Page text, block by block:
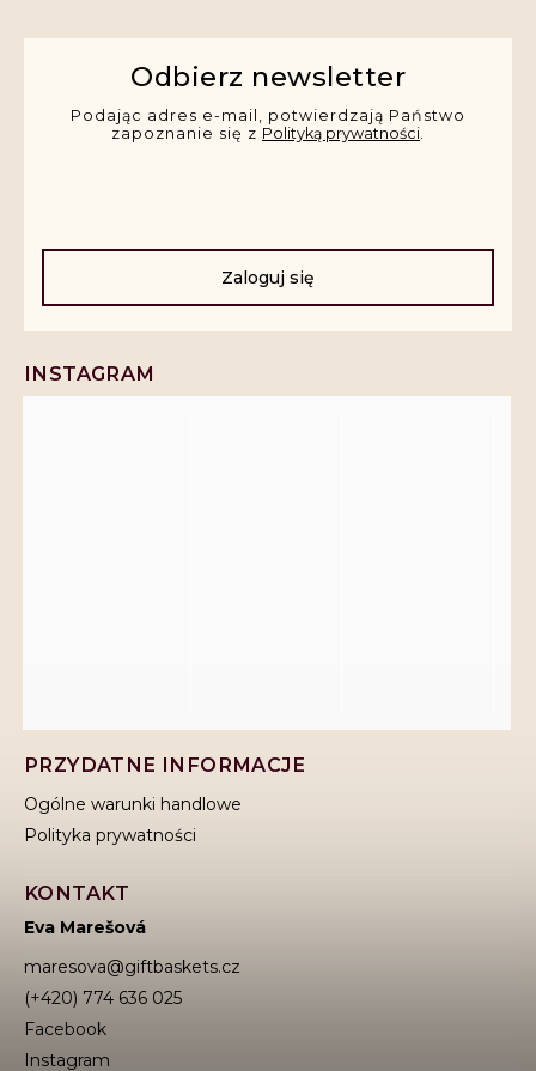
Odbierz newsletter
Podając adres e-mail, potwierdzają Państwo
zapoznanie się z Polityką prywatności.
Zaloguj się
PRZYDATNE INFORMACJE
Ogólne warunki handlowe
Polityka prywatności
KONTAKT
Eva Marešová
maresova@giftbaskets.cz
(+420) 774 636 025
Facebook
Instagram
INSTAGRAM